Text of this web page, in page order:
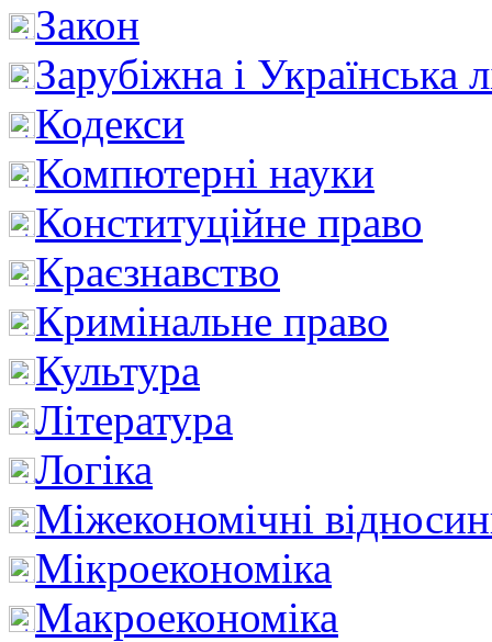
Закон
Зарубіжна і Українська
Кодекси
Компютерні науки
Конституційне право
Краєзнавство
Кримінальне право
Культура
Література
Логіка
Міжекономічні
Мікроекономіка
Макроекономіка